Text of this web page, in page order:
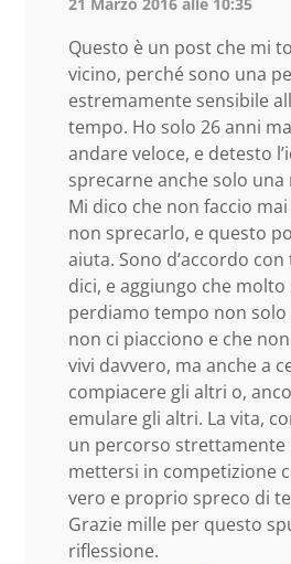
Questo è un post che mi
vicino, perché sono una
estremamente sensibile
tempo. Ho solo 26 anni
andare veloce, e detesto
sprecarne anche solo
Mi dico che non faccio
non sprecarlo, e questo
aiuta. Sono d’accordo
dici, e aggiungo che molto
perdiamo tempo non solo
non ci piacciono e che
vivi davvero, ma anche a
compiacere gli altri o,
emulare gli altri. La vita,
un percorso strettamente
mettersi in competizione
vero e proprio spreco di
Grazie mille per questo
riflessione.